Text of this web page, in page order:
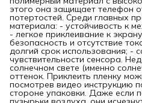
этого она защищает телефон
потертостей. Среди главных
материала: - устойчивость к
- легкое приклеивание к
безопасность и отсутствие
долгий срок использования; -
чувствительности сенсора.
солнечном свете (именно
оттенок. Приклеить пленку
посмотрев видео инструкцию
стороне упаковки. Даже если